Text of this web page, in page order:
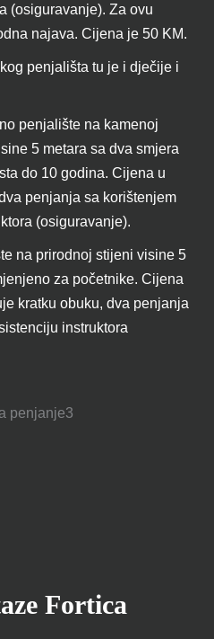
(osiguravanje). Za ovu
najava. Cijena je 50 KM.
penjališta tu je i dječije i
penjalište na kamenoj
5 metara sa dva smjera
do 10 godina. Cijena u
penjanja sa korištenjem
(osiguravanje).
na prirodnoj stijeni visine 5
za početnike. Cijena
kratku obuku, dva penjanja
instruktora
Fortica